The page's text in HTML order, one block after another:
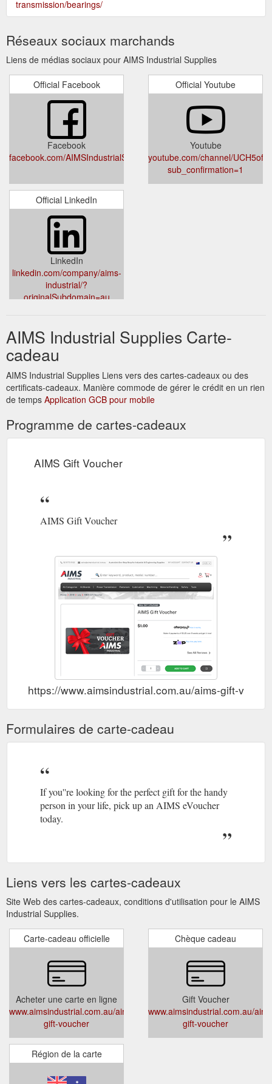
enforces the Occupational Health and Safety Act 2004.
https://www.aimsindustrial.com.au/blog/australia-whs-laws
Buy Bearings Online Australia | Industrial Bearings Store ...
Use
the search function above, browse our categories and brand
free shipping* on orders over $150.00 for Adelaide, Brisbane,
Melbourne, Canberra, Perth and Sydney.
https://www.aimsindustrial.com.au/bearings-power-
transmission/bearings/
Réseaux sociaux marchands
Liens de médias sociaux pour AIMS Industrial Supplies
Official Facebook
Facebook
facebook.com/AIMSIndustrialSupplies/
LinkedIn
linkedin.com/company/aims-
industrial/?
cadeau
certificats-cadeaux. Manière commode de gérer le crédit en un rien
AIMS Gift Voucher
AIMS Gift Voucher
https://www.aimsindustrial.com.au/aims-gift-
If you''re looking for the perfect gift for the handy
person in your life, pick up an AIMS eVoucher
today.
Liens vers les cartes-cadeaux
Site Web des cartes-cadeaux, conditions d'utilisation pour le AIMS
Industrial Supplies.
Carte-cadeau officielle